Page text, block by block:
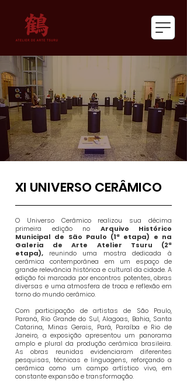
XI UNIVERSO CERÂMICO
O Universo Cerâmico realizou sua décima
primeira edição no Arquivo Histórico
Municipal de São Paulo (1ª etapa) e na
Galeria de Arte Atelier Tsuru (2ª
etapa), reunindo uma mostra dedicada à
cerâmica contemporânea em um espaço de
grande relevância histórica e cultural da cidade. A
edição foi marcada por encontros potentes, obras
diversas e uma atmosfera de troca e reflexão em
torno do mundo cerâmico.
Com participação de artistas de São Paulo,
Paraná, Rio Grande do Sul, Alagoas, Bahia, Santa
Catarina, Minas Gerais, Pará, Paraíba e Rio de
Janeiro, a exposição apresentou um panorama
amplo e plural da produção cerâmica brasileira.
As obras reunidas evidenciaram diferentes
pesquisas, técnicas e linguagens, reforçando a
cerâmica como um campo artístico vivo, em
constante expansão e transformação.